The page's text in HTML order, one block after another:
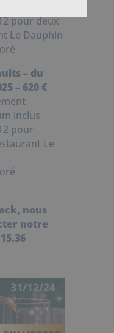
pour deux
Le Dauphin
– du
– 620 €
inclus
pour
Le
nous
notre